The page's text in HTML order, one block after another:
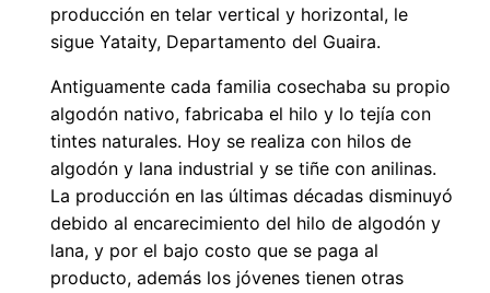
producción en telar vertical y horizontal, le
sigue Yataity, Departamento del Guaira.
Antiguamente cada familia cosechaba su propio
algodón nativo, fabricaba el hilo y lo tejía con
tintes naturales. Hoy se realiza con hilos de
algodón y lana industrial y se tiñe con anilinas.
La producción en las últimas décadas disminuyó
debido al encarecimiento del hilo de algodón y
lana, y por el bajo costo que se paga al
producto, además los jóvenes tienen otras